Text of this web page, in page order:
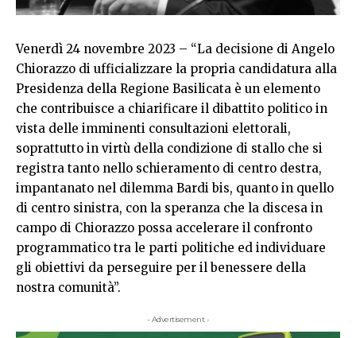
Venerdì 24 novembre 2023 – “La decisione di Angelo
Chiorazzo di ufficializzare la propria candidatura alla
Presidenza della Regione Basilicata è un elemento
che contribuisce a chiarificare il dibattito politico in
vista delle imminenti consultazioni elettorali,
soprattutto in virtù della condizione di stallo che si
registra tanto nello schieramento di centro destra,
impantanato nel dilemma Bardi bis, quanto in quello
di centro sinistra, con la speranza che la discesa in
campo di Chiorazzo possa accelerare il confronto
programmatico tra le parti politiche ed individuare
gli obiettivi da perseguire per il benessere della
nostra comunità”.
- Advertisement -